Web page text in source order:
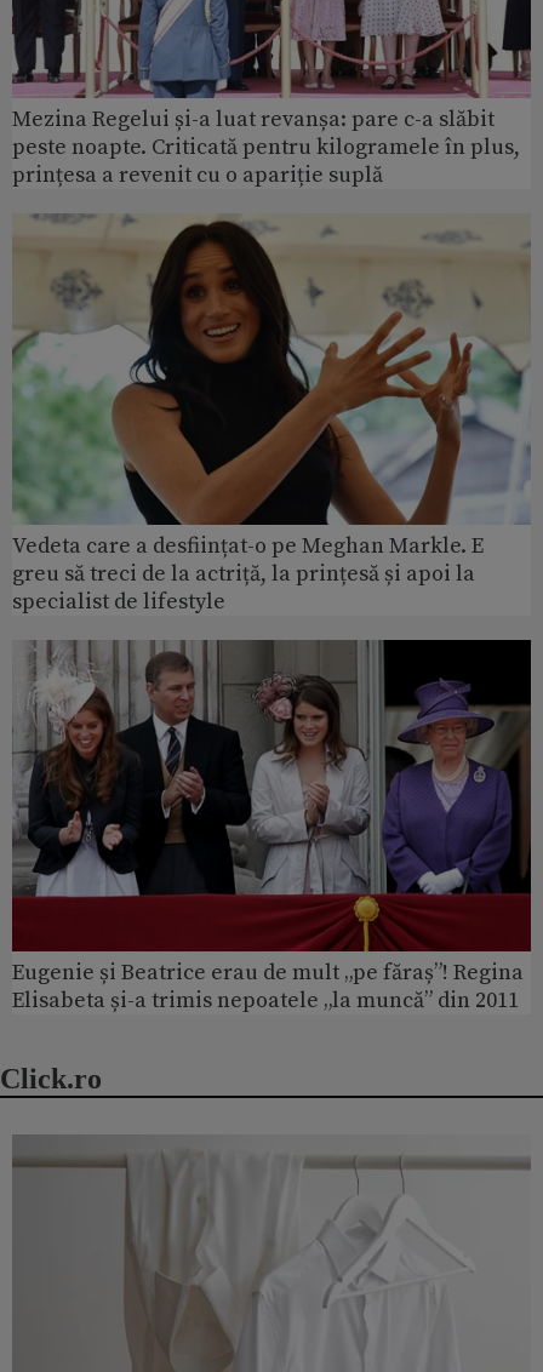
Mezina Regelui și-a luat revanșa: pare c-a slăbit
peste noapte. Criticată pentru kilogramele în plus,
prințesa a revenit cu o apariție suplă
Vedeta care a desființat-o pe Meghan Markle. E
greu să treci de la actriță, la prințesă și apoi la
specialist de lifestyle
Eugenie și Beatrice erau de mult „pe făraș”! Regina
Elisabeta și-a trimis nepoatele „la muncă” din 2011
Click.ro